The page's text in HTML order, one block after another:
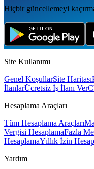
Hiçbir güncellemeyi
Site Kullanımı
Genel KoşullarSite Haritası
İlanlarÜcretsiz İş İlanı Ver
Hesaplama Araçları
Tüm Hesaplama Araçları
Vergisi HesaplamaFazla
HesaplamaYıllık İzin
Yardım